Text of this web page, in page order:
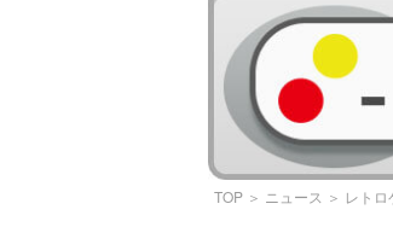
TOP ＞ ニュース ＞ レトロ